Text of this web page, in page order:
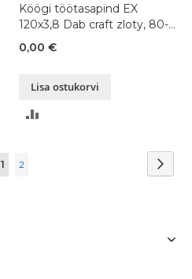
Köögi töötasapind EX
120x3,8 Dab craft zloty, 80-
300x120xK3,8 cm
0,00 €
Lisa ostukorvi
Page
You're
1 Page
2